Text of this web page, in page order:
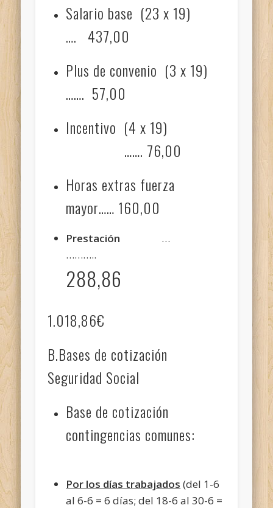
Salario base (23 x 19)
…. 437,00
Plus de convenio (3 x 19)
……. 57,00
Incentivo (4 x 19)
……. 76,00
Horas extras fuerza
mayor…… 160,00
Prestación …
………..
288,86
1.018,86€
B.Bases de cotización
Seguridad Social
Base de cotización
contingencias comunes:
Por los días trabajados (del 1-6
al 6-6 = 6 días; del 18-6 al 30-6 =